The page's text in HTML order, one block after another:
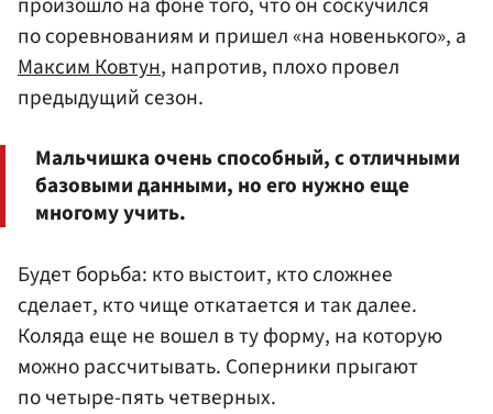
по соревнованиям и пришел «на новенького», а
Максим Ковтун, напротив, плохо провел
предыдущий сезон.
Мальчишка очень способный, с отличными
базовыми данными, но его нужно еще
многому учить.
Будет борьба: кто выстоит, кто сложнее
сделает, кто чище откатается и так далее.
Коляда еще не вошел в ту форму, на которую
можно рассчитывать. Соперники прыгают
по четыре-пять четверных.